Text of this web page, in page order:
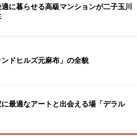
に暮らせる高級マンションが二子玉川
ンドヒルズ元麻布」の全貌
最適なアートと出会える場「デラル